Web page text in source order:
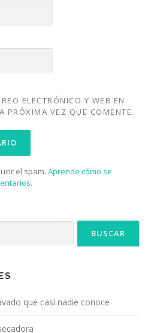
ELECTRÓNICO Y WEB EN
PRÓXIMA VEZ QUE COMENTE.
el spam. Aprende cómo se
.
que casi nadie conoce